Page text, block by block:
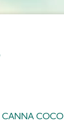
CANNA COCO